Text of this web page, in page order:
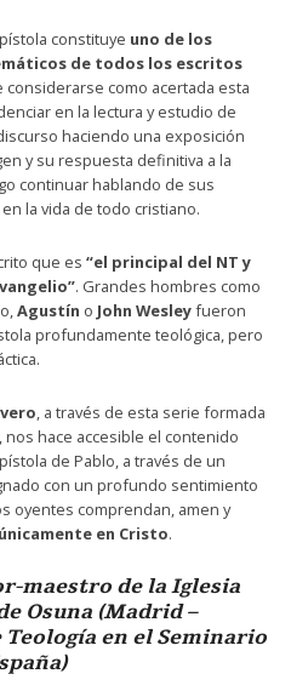
constituye uno de los
de todos los escritos
considerarse como acertada esta
en la lectura y estudio de
haciendo una exposición
y su respuesta definitiva a la
continuar hablando de sus
la vida de todo cristiano.
que es “el principal del NT y
. Grandes hombres como
Agustín o John Wesleyfueron
profundamente teológica, pero
, a través de esta serie formada
, nos hace accesible el contenido
de Pablo, a través de un
con un profundo sentimiento
oyentes comprendan, amen y
en Cristo.
maestro de la Iglesia
Osuna (Madrid –
en el Seminario